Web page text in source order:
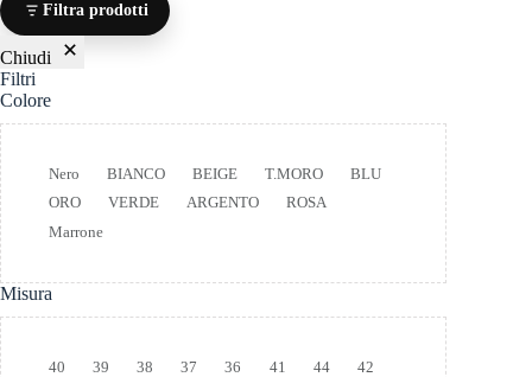
Filtra prodotti
Chiudi
Filtri
Colore
Colore
Nero BIANCO BEIGE T.MORO
BLU
ORO
VERDE ARGENTO
ROSA
Marrone
Misura
Taglia
40 39 38 37 36 41 44
42